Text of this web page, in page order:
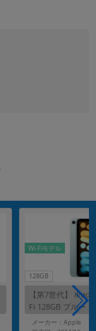
128GB
Wi-Fiモデル
【第7世代】
Fi 128GB ブルー
メーカー：Apple